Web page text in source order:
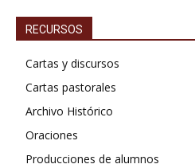
RECURSOS
Cartas y discursos
Cartas pastorales
Archivo Histórico
Oraciones
Producciones de alumnos